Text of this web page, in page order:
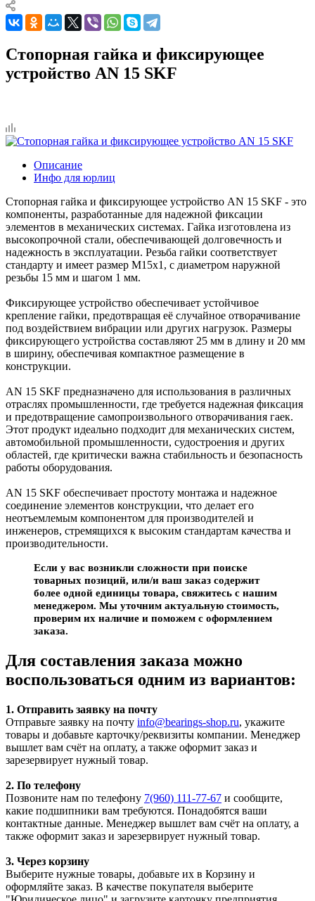
Стопорная гайка и фиксирующее
устройство AN 15 SKF
Описание
Инфо для юрлиц
Стопорная гайка и фиксирующее устройство AN 15 SKF - это
компоненты, разработанные для надежной фиксации
элементов в механических системах. Гайка изготовлена из
высокопрочной стали, обеспечивающей долговечность и
надежность в эксплуатации. Резьба гайки соответствует
стандарту и имеет размер M15х1, с диаметром наружной
резьбы 15 мм и шагом 1 мм.
Фиксирующее устройство обеспечивает устойчивое
крепление гайки, предотвращая её случайное отворачивание
под воздействием вибрации или других нагрузок. Размеры
фиксирующего устройства составляют 25 мм в длину и 20 мм
в ширину, обеспечивая компактное размещение в
конструкции.
AN 15 SKF предназначено для использования в различных
отраслях промышленности, где требуется надежная фиксация
и предотвращение самопроизвольного отворачивания гаек.
Этот продукт идеально подходит для механических систем,
автомобильной промышленности, судостроения и других
областей, где критически важна стабильность и безопасность
работы оборудования.
AN 15 SKF обеспечивает простоту монтажа и надежное
соединение элементов конструкции, что делает его
неотъемлемым компонентом для производителей и
инженеров, стремящихся к высоким стандартам качества и
производительности.
Если у вас возникли сложности при поиске
товарных позиций, или/и ваш заказ содержит
более одной единицы товара, свяжитесь с нашим
менеджером. Мы уточним актуальную стоимость,
проверим их наличие и поможем с оформлением
заказа.
Для составления заказа можно
воспользоваться одним из вариантов:
1. Отправить заявку на почту
Отправьте заявку на почту info@bearings-shop.ru, укажите
товары и добавьте карточку/реквизиты компании. Менеджер
вышлет вам счёт на оплату, а также оформит заказ и
зарезервирует нужный товар.
2. По телефону
Позвоните нам по телефону 7(960) 111-77-67 и сообщите,
какие подшипники вам требуются. Понадобятся ваши
контактные данные. Менеджер вышлет вам счёт на оплату, а
также оформит заказ и зарезервирует нужный товар.
3. Через корзину
Выберите нужные товары, добавьте их в Корзину и
оформляйте заказ. В качестве покупателя выберите